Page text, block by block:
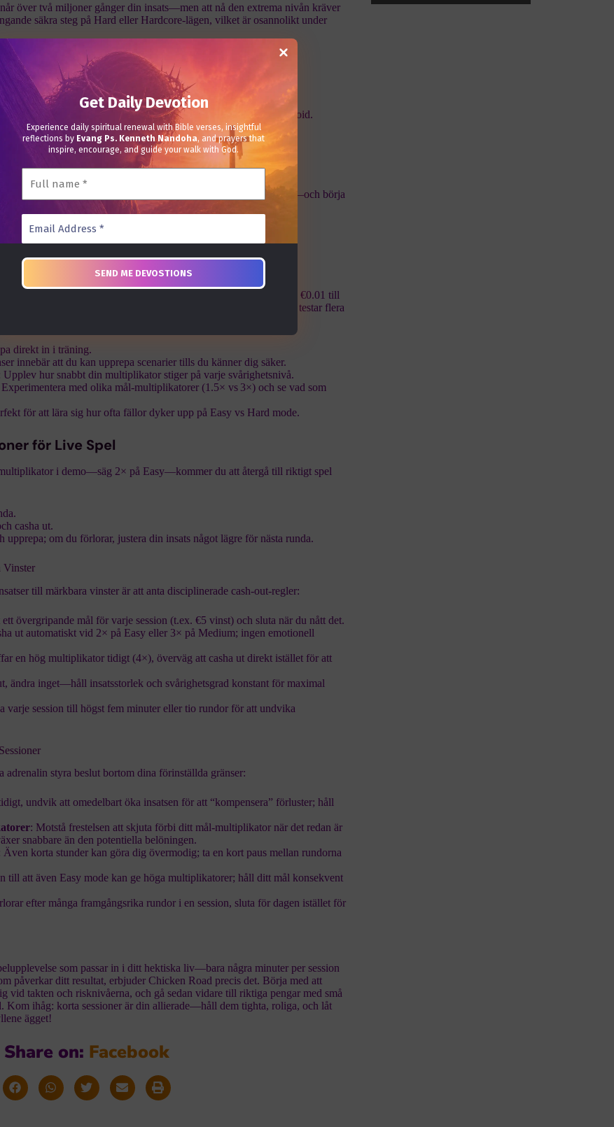
över två miljoner gånger din insats—men att nå den extrema nivån kräver
säkra steg på Hard eller Hardcore-lägen, vilket är osannolikt under
och surfplattor:
justerar sig automatiskt oavsett om du använder iOS eller Android.
flyttar chicken; svep justerar insatsstorleken.
: Omedelbart spel via Chrome eller Safari utan appinstallation.
bandbreddsanvändning under snabba rundor.
håller energiförbrukningen låg.
var som helst—på en tunnelbanesäte eller i kön på kaffebaren—och börja
tillgång till alla funktioner—svårighetsnivåer, insatsstorlekar från €0.01 till
att riskera riktiga pengar. Många korta session-spelare testar flera
sina bankrolls:
direkt in i träning.
innebär att du kan upprepa scenarier tills du känner dig säker.
Upplev hur snabbt din multiplikator stiger på varje svårighetsnivå.
Experimentera med olika mål-multiplikatorer (1.5× vs 3×) och se vad som
för att lära sig hur ofta fällor dyker upp på Easy vs Hard mode.
för Live Spel
i demo—säg 2× på Easy—kommer du att återgå till riktigt spel
casha ut.
upprepa; om du förlorar, justera din insats något lägre för nästa runda.
Vinster
till märkbara vinster är att anta disciplinerade cash‑out-regler:
ett övergripande mål för varje session (t.ex. €5 vinst) och sluta när du nått det.
ut automatiskt vid 2× på Easy eller 3× på Medium; ingen emotionell
en hög multiplikator tidigt (4×), överväg att casha ut direkt istället för att
ändra inget—håll insatsstorlek och svårighetsgrad konstant för maximal
varje session till högst fem minuter eller tio rundor för att undvika
adrenalin styra beslut bortom dina förinställda gränser:
undvik att omedelbart öka insatsen för att “kompensera” förluster; håll
: Motstå frestelsen att skjuta förbi ditt mål-multiplikator när det redan är
snabbare än den potentiella belöningen.
Även korta stunder kan göra dig övermodig; ta en kort paus mellan rundorna
till att även Easy mode kan ge höga multiplikatorer; håll ditt mål konsekvent
efter många framgångsrika rundor i en session, sluta för dagen istället för
som passar in i ditt hektiska liv—bara några minuter per session
påverkar ditt resultat, erbjuder Chicken Road precis det. Börja med att
vid takten och risknivåerna, och gå sedan vidare till riktiga pengar med små
Kom ihåg: korta sessioner är din allierade—håll dem tighta, roliga, och låt
ägget!
Get Daily Devotion
Experience daily spiritual renewal with Bible verses, insightful
reflections by Evang Ps. Kenneth Nandoha, and prayers that
inspire, encourage, and guide your walk with God.
Share on: Facebook